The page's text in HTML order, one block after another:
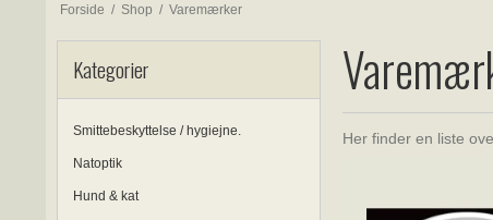
Forside / Shop / Varemærker
Kategorier
Smittebeskyttelse / hygiejne.
Natoptik
Hund & kat
Her finder en liste